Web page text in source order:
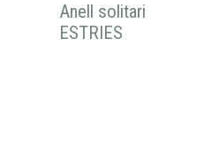
Anell solitari
ESTRIES